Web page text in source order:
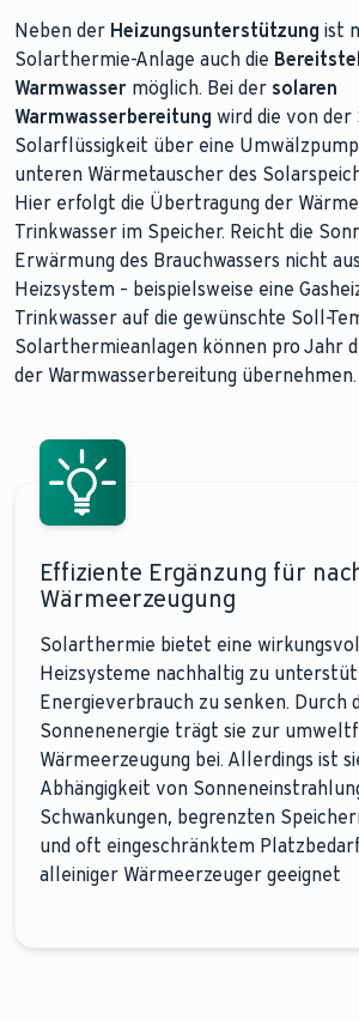
Neben der Heizungsunterstützung ist
Solarthermie-Anlage auch die
Warmwasser möglich. Bei der solaren
Warmwasserbereitung wird die von
Solarflüssigkeit über eine
unteren Wärmetauscher des
Hier erfolgt die Übertragung der
Trinkwasser im Speicher. Reicht die
Erwärmung des Brauchwassers nicht
Heizsystem – beispielsweise eine
Trinkwasser auf die gewünschte Soll-
Solarthermieanlagen können pro Jahr
der Warmwasserbereitung übernehmen.
Effiziente Ergänzung für
Wärmeerzeugung
Solarthermie bietet eine
Heizsysteme nachhaltig zu
Energieverbrauch zu senken. Durch
Sonnenenergie trägt sie zur
Wärmeerzeugung bei. Allerdings ist
Abhängigkeit von
Schwankungen, begrenzten
und oft eingeschränktem
alleiniger Wärmeerzeuger geeignet